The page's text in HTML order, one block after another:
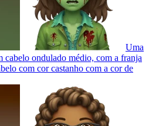
Uma
cabelo ondulado médio, com a franja
com cor castanho com a cor de